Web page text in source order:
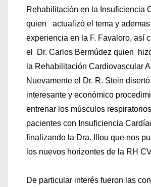
Rehabilitación en la Insuficiencia
quien actualizó el tema y
experiencia en la F. Favaloro, así
el Dr. Carlos Bermúdez quien
la Rehabilitación Cardiovascular
Nuevamente el Dr. R. Stein
interesante y económico
entrenar los músculos
pacientes con Insuficiencia
finalizando la Dra. Illou que nos
los nuevos horizontes de la RH
De particular interés fueron las